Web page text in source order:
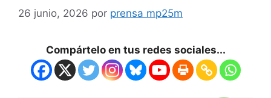
26 junio, 2026 por prensa mp25m
Compártelo en tus redes sociales...